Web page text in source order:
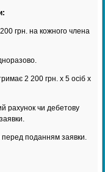
грн. на кожного члена
2 200 грн. х 5 осіб х
рахунок чи дебетову
перед поданням заявки.